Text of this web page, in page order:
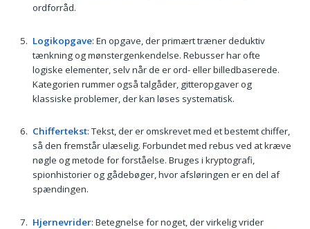
ordforråd.
Logikopgave: En opgave, der primært træner deduktiv
tænkning og mønstergenkendelse. Rebusser har ofte
logiske elementer, selv når de er ord- eller billedbaserede.
Kategorien rummer også talgåder, gitteropgaver og
klassiske problemer, der kan løses systematisk.
Chiffertekst: Tekst, der er omskrevet med et bestemt chiffer,
så den fremstår ulæselig. Forbundet med rebus ved at kræve
nøgle og metode for forståelse. Bruges i kryptografi,
spionhistorier og gådebøger, hvor afsløringen er en del af
spændingen.
Hjernevrider: Betegnelse for noget, der virkelig vrider